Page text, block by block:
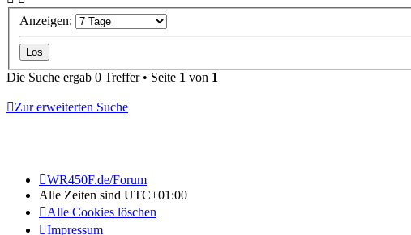
Anzeigen:
Die Suche ergab 0 Treffer • Seite 1 von 1
Zur erweiterten Suche
WR450F.de/Forum
Alle Zeiten sind UTC+01:00
Alle Cookies löschen
Impressum